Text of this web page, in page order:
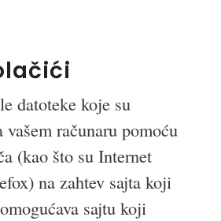
datoteke koje su
vašem računaru pomoću
(kao što su Internet
na zahtev sajta koji
sajtu koji